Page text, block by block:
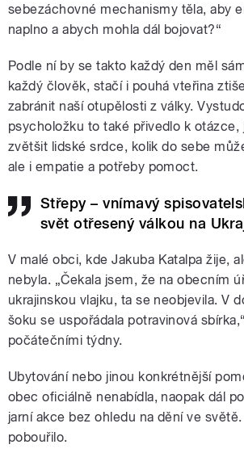
sebezáchovné mechanismy těla, aby
naplno a abych mohla dál bojovat?“
Podle ní by se takto každý den měl
každý člověk, stačí i pouhá vteřina
zabránit naší otupělosti z války.
psycholožku to také přivedlo k otázce,
zvětšit lidské srdce, kolik do sebe
ale i empatie a potřeby pomoct.
Střepy – vnímavý
svět otřesený válkou na
V malé obci, kde Jakuba Katalpa žije,
nebyla. „Čekala jsem, že na obecním
ukrajinskou vlajku, ta se neobjevila. V
šoku se uspořádala potravinová
počátečními týdny.
Ubytování nebo jinou konkrétnější
obec oficiálně nenabídla, naopak dál
jarní akce bez ohledu na dění ve
pobouřilo.